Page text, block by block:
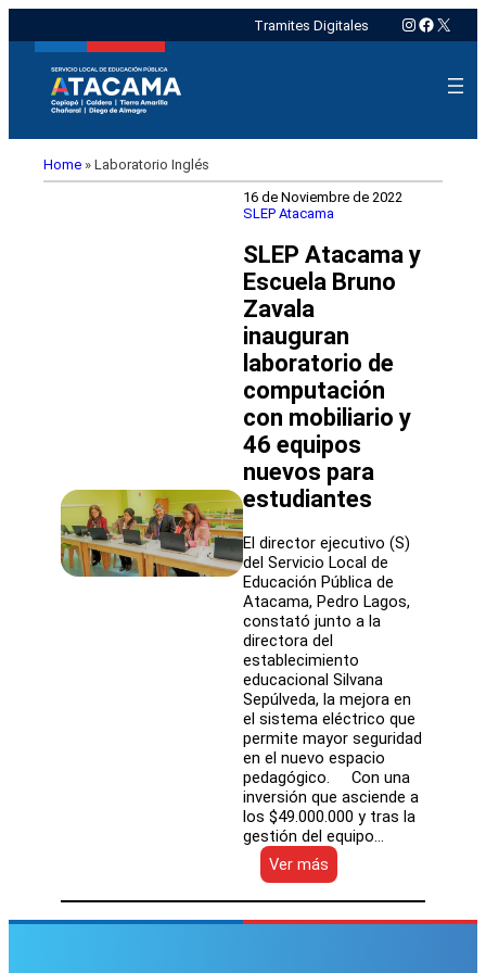
Tramites Digitales Instagram
X
Home » Laboratorio Inglés
16 de Noviembre de 2022
SLEP Atacama
SLEP Atacama y
Escuela Bruno
Zavala
inauguran
laboratorio de
computación
con mobiliario y
46 equipos
nuevos para
estudiantes
El director ejecutivo (S)
del Servicio Local de
Educación Pública de
Atacama, Pedro Lagos,
constató junto a la
directora del
establecimiento
educacional Silvana
Sepúlveda, la mejora en
el sistema eléctrico que
permite mayor seguridad
en el nuevo espacio
pedagógico. Con una
inversión que asciende a
los $49.000.000 y tras la
gestión del equipo…
Ver más
SLEP
Atacama
y